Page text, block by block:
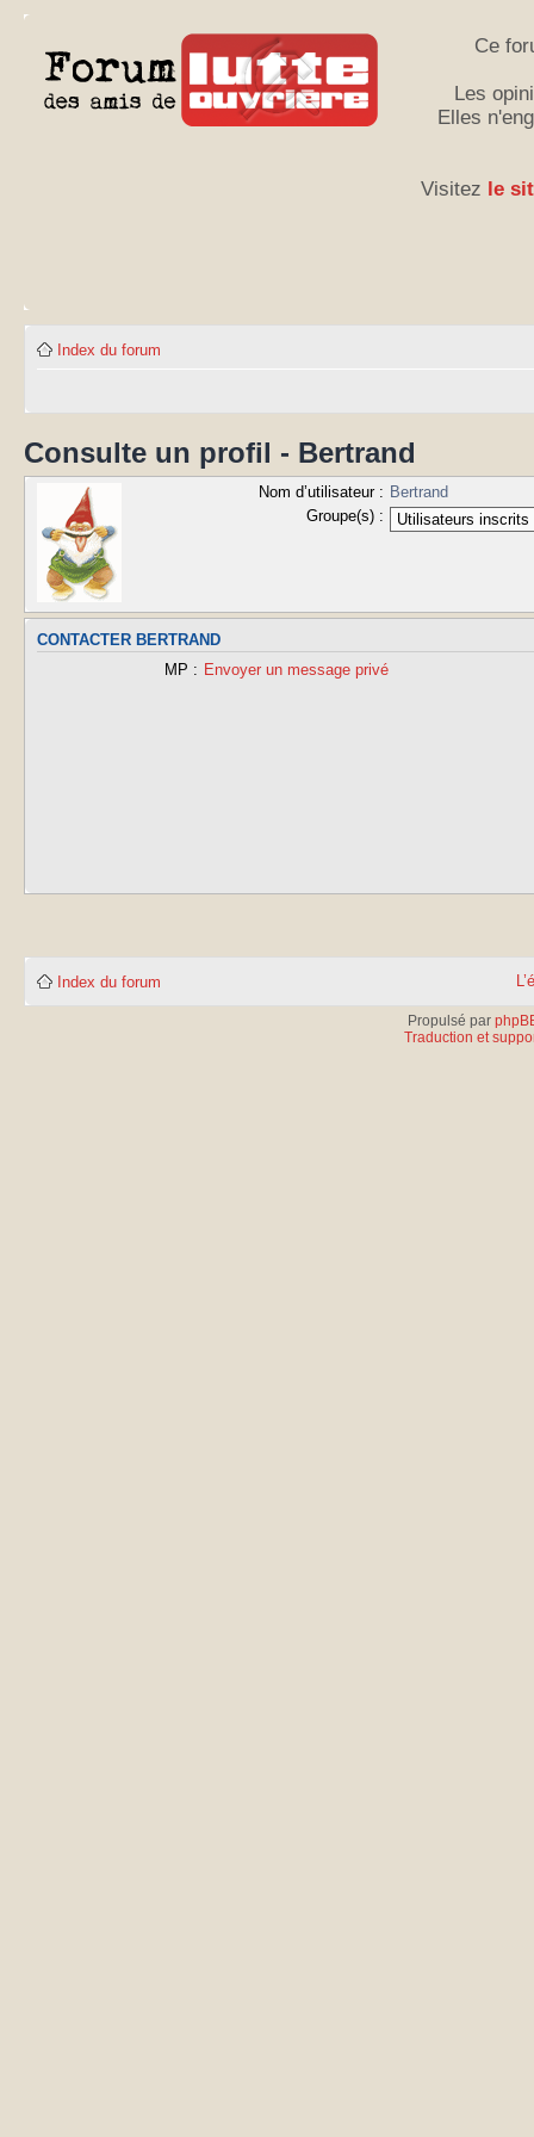
Ce
Les
Elles
Visitez le
Index du forum
Consulte un profil - Bertrand
Nom d’utilisateur : Bertrand
Groupe(s) :
CONTACTER BERTRAND
MP : Envoyer un message privé
Index du forum
Propulsé par
Traduction et